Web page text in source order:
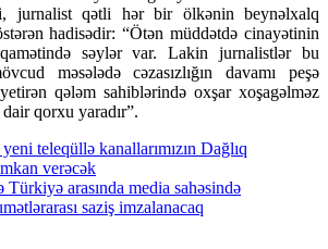
jurnalist qətli hər bir ölkənin beynəlxalq
hadisədir: “Ötən müddətdə cinayətinin
səylər var. Lakin jurnalistlər bu
məsələdə cəzasızlığın davamı peşə
qələm sahiblərində oxşar xoşagəlməz
dair qorxu yaradır”.
teleqüllə kanallarımızın Dağlıq
verəcək
Türkiyə arasında media sahəsində
saziş imzalanacaq